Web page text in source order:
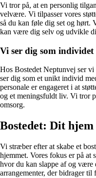
Vi tror på, at en personlig
velvære. Vi tilpasser vores
så du kan føle dig set og hørt.
kan være dig selv og udvikle
Vi ser dig som individet
Hos Bostedet Neptunvej ser
ser dig som et unikt individ
personale er engageret i at
og et meningsfuldt liv. Vi tror
omsorg.
Bostedet: Dit
Vi stræber efter at skabe et
hjemmet. Vores fokus er på at
hvor du kan slappe af og
arrangementer, der bidrager